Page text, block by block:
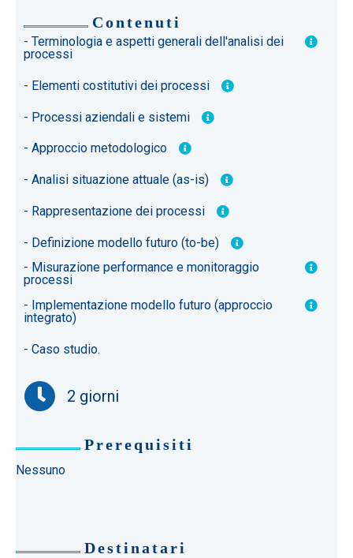
Contenuti
- Terminologia e aspetti generali dell'analisi dei
processi
- Elementi costitutivi dei processi
- Processi aziendali e sistemi
- Approccio metodologico
- Analisi situazione attuale (as-is)
- Rappresentazione dei processi
- Definizione modello futuro (to-be)
- Misurazione performance e monitoraggio
processi
- Implementazione modello futuro (approccio
integrato)
- Caso studio.
2 giorni
Prerequisiti
Nessuno
Destinatari